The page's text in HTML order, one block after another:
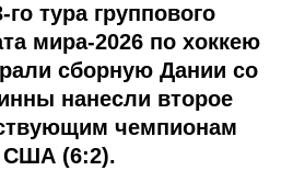
тура группового
мира-2026 по хоккею
сборную Дании со
нанесли второе
чемпионам
США (6:2).